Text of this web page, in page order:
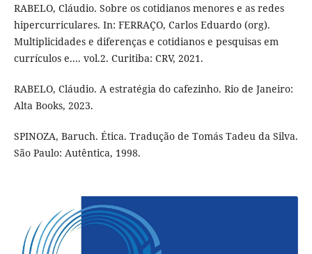
RABELO, Cláudio. Sobre os cotidianos menores e as redes
hipercurriculares. In: FERRAÇO, Carlos Eduardo (org).
Multiplicidades e diferenças e cotidianos e pesquisas em
currículos e.... vol.2. Curitiba: CRV, 2021.
RABELO, Cláudio. A estratégia do cafezinho. Rio de Janeiro:
Alta Books, 2023.
SPINOZA, Baruch. Ética. Tradução de Tomás Tadeu da Silva.
São Paulo: Autêntica, 1998.